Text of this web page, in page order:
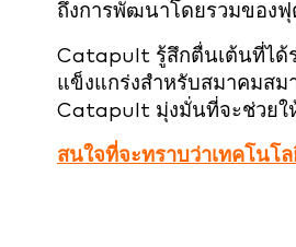
ถึงการพัฒนาโดยรวมของฟุ
Catapult รู้สึกตื่นเต้นที่ได้
แข็งแกร่งสำหรับสมาคมสม
Catapult มุ่งมั่นที่จะช่วยใ
สนใจที่จะทราบว่าเทคโนโ